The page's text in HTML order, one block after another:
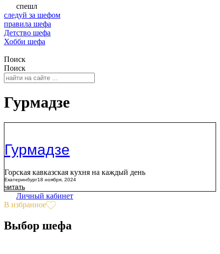
спешл
следуй за шефом
правила шефа
Детство шефа
Хобби шефа
Поиск
Поиск
Гурмадзе
Гурмадзе
Горская кавказская кухня на каждый день
Екатеринбург18 ноября, 2024
читать
Личный кабинет
В избранное
Выбор шефа